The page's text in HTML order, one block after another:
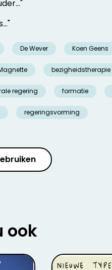
De Wever Koen Geens
bezigheidstherapie
regering formatie
regeringsvorming
ook